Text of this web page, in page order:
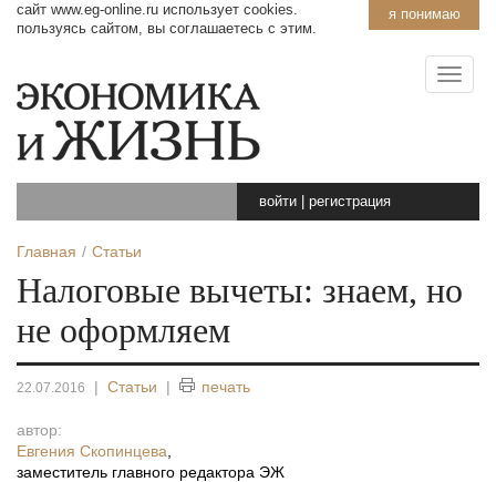
я понимаю
сайт www.eg-online.ru использует cookies.
пользуясь сайтом, вы соглашаетесь с этим.
войти регистрация
Главная Статьи
Налоговые вычеты: знаем, но
не оформляем
22.07.2016 | Статьи | печать
автор:
Евгения Скопинцева
заместитель главного редактора ЭЖ